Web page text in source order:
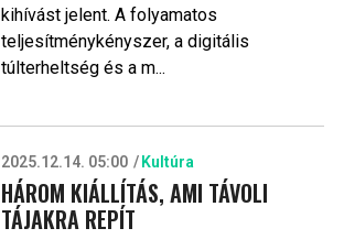
kihívást jelent. A folyamatos
teljesítménykényszer, a digitális
túlterheltség és a m...
2025.12.14. 05:00 Kultúra
HÁROM KIÁLLÍTÁS, AMI TÁVOLI
TÁJAKRA REPÍT